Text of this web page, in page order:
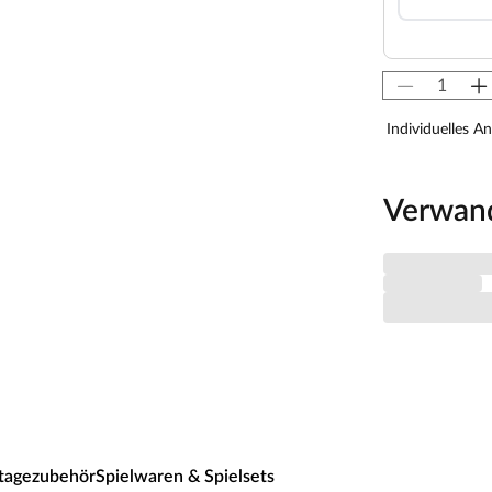
perfekte Material für Kinderspielgeräte –
Kiefernholz verwendet, welches
Holz ist lackiert und lasiert. Es ist somit
Individuelles
Spielwaren & Spielsets